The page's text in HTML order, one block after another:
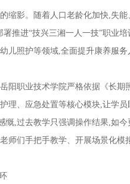
影。随着人口老龄化加快,失能
署推进“技兴三湘一人一技”职业
儿照护等领域,全面提升康养服务
职业技术学院严格依据《长期
、应急处置等核心模块,让学员
过去教学只强调操作结果,如今
师们手把手教学、开展场景化